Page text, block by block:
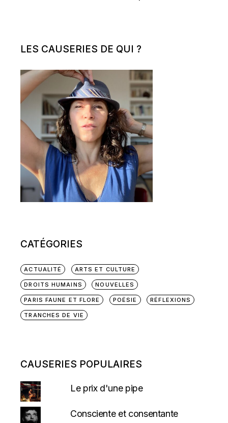
LES CAUSERIES DE QUI ?
CATÉGORIES
ACTUALITÉ ARTS ET CULTURE
DROITS HUMAINS NOUVELLES
PARIS FAUNE ET FLORE POÉSIE RÉFLEXIONS
TRANCHES DE VIE
CAUSERIES POPULAIRES
Le prix d'une pipe
Consciente et consentante